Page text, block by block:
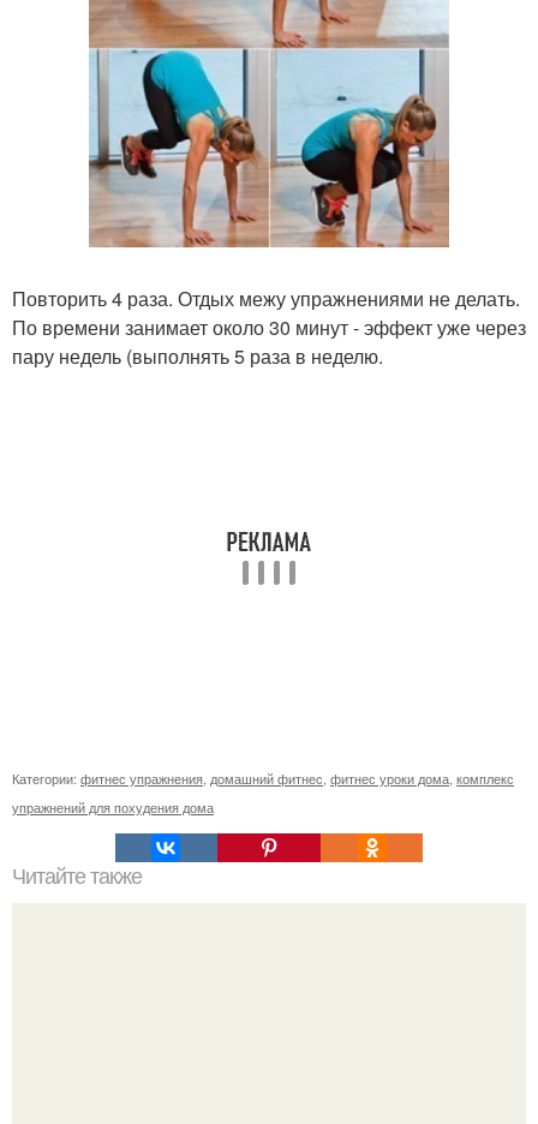
Повторить 4 раза. Отдых межу упражнениями не делать.
По времени занимает около 30 минут - эффект уже через
пару недель (выполнять 5 раза в неделю.
Категории: фитнес упражнения домашний фитнес фитнес уроки дома комплекс
упражнений для похудения дома
Читайте также